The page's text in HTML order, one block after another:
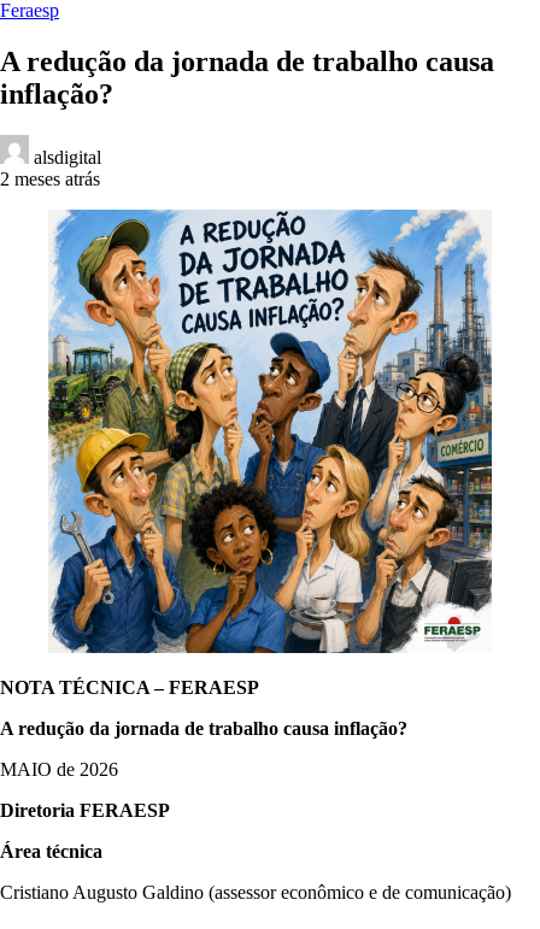
Feraesp
A redução da jornada de trabalho causa
inflação?
alsdigital
2 meses atrás
NOTA TÉCNICA – FERAESP
A redução da jornada de trabalho causa inflação?
MAIO de 2026
Diretoria FERAESP
Área técnica
Cristiano Augusto Galdino (assessor econômico e de comunicação)